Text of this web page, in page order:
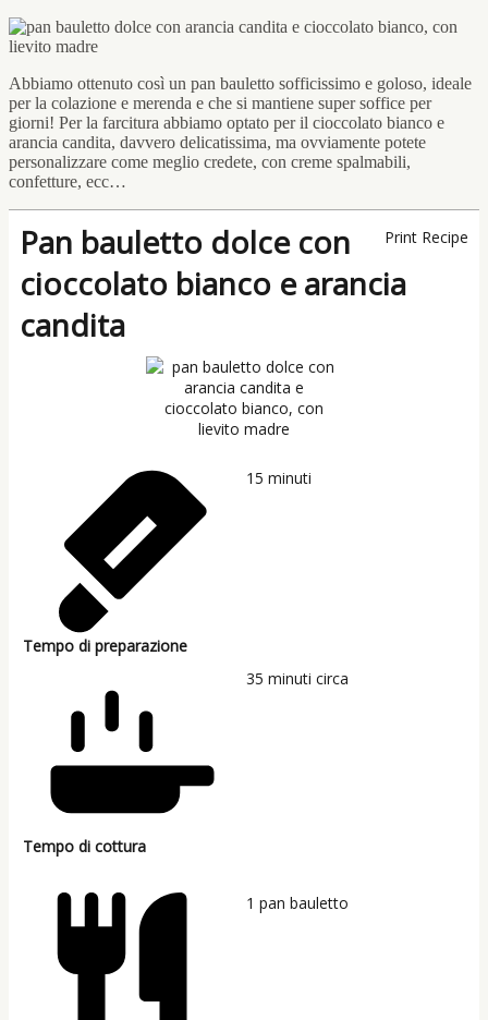
Abbiamo ottenuto così un pan bauletto sofficissimo e goloso, ideale
per la colazione e merenda e che si mantiene super soffice per
giorni! Per la farcitura abbiamo optato per il cioccolato bianco e
arancia candita, davvero delicatissima, ma ovviamente potete
personalizzare come meglio credete, con creme spalmabili,
confetture, ecc…
Print Recipe
Pan bauletto dolce con
cioccolato bianco e arancia
candita
Tempo di preparazione
15 minuti
Tempo di cottura
35 minuti circa
1 pan bauletto